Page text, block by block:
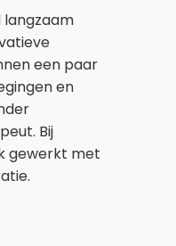
langzaam
een paar
en
Bij
gewerkt met